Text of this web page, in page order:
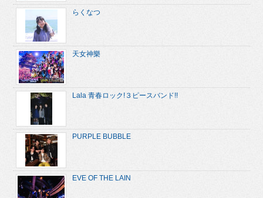
らくなつ
天女神樂
Lala 青春ロック!３ピースバンド!!
PURPLE BUBBLE
EVE OF THE LAIN